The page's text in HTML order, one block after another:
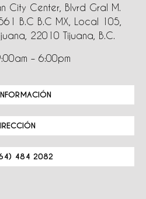
City Center, Blvrd Gral M.
B.C B.C MX, Local 105,
22010 Tijuana, B.C.
– 6:00pm
484 2082